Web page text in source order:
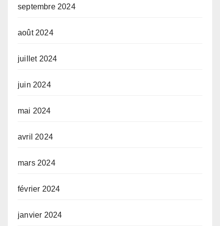
septembre 2024
août 2024
juillet 2024
juin 2024
mai 2024
avril 2024
mars 2024
février 2024
janvier 2024